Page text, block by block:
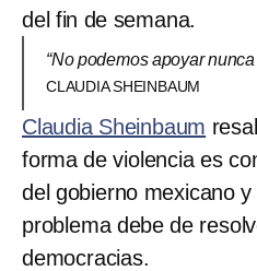
del fin de semana.
“No podemos apoyar
CLAUDIA SHEINBAUM
Claudia Sheinbaum
forma de violencia es
del gobierno mexicano
problema debe de
democracias.